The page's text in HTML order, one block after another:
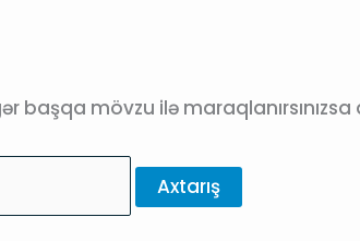
başqa mövzu ilə